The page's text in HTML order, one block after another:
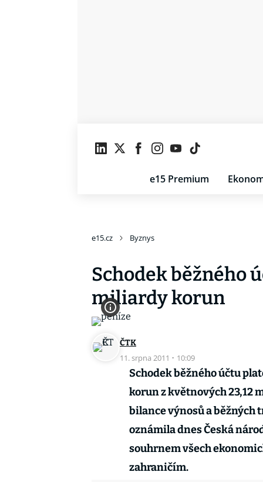
e15 Premium
e15.cz Byznys
Schodek běžného
miliardy korun
ČTK
11. srpna 2011 · 10:09
Schodek běžného účtu
korun z květnových 23,12
bilance výnosů a běžných
oznámila dnes Česká
souhrnem všech
zahraničím.